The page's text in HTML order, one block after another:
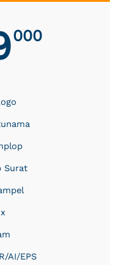
000
Surat
AI/EPS